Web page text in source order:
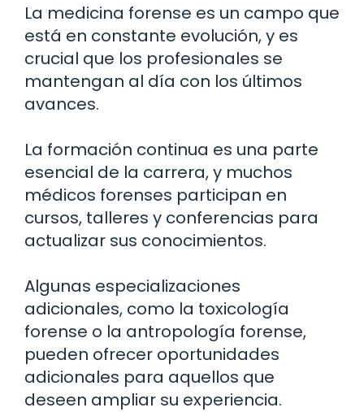
La medicina forense es un campo que
está en constante evolución, y es
crucial que los profesionales se
mantengan al día con los últimos
avances.
La formación continua es una parte
esencial de la carrera, y muchos
médicos forenses participan en
cursos, talleres y conferencias para
actualizar sus conocimientos.
Algunas especializaciones
adicionales, como la toxicología
forense o la antropología forense,
pueden ofrecer oportunidades
adicionales para aquellos que
deseen ampliar su experiencia.